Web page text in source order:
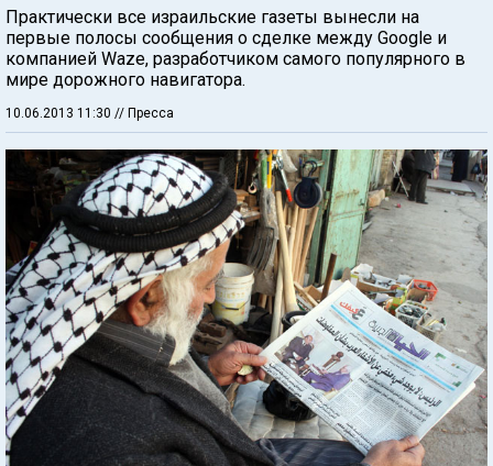
Практически все израильские газеты вынесли на
первые полосы сообщения о сделке между Google и
компанией Waze, разработчиком самого популярного в
мире дорожного навигатора.
10.06.2013 11:30 // Пресса